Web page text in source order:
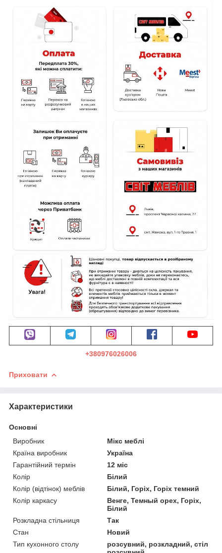
+380976026006
Приховати
Характеристики
Основні
Виробник
Мікс меблі
Країна виробник
Україна
Гарантійний термін
12 міс
Колір
Білий
Колір (відтінок) меблів
Білий, Горіх, Горіх темний
Колір каркасу
Венге, Темный орех, Горіх,
Білий
Розкладна стільниця
Так
Стан
Новий
Тип кухонного столу
розсувний, розкладний, стіл